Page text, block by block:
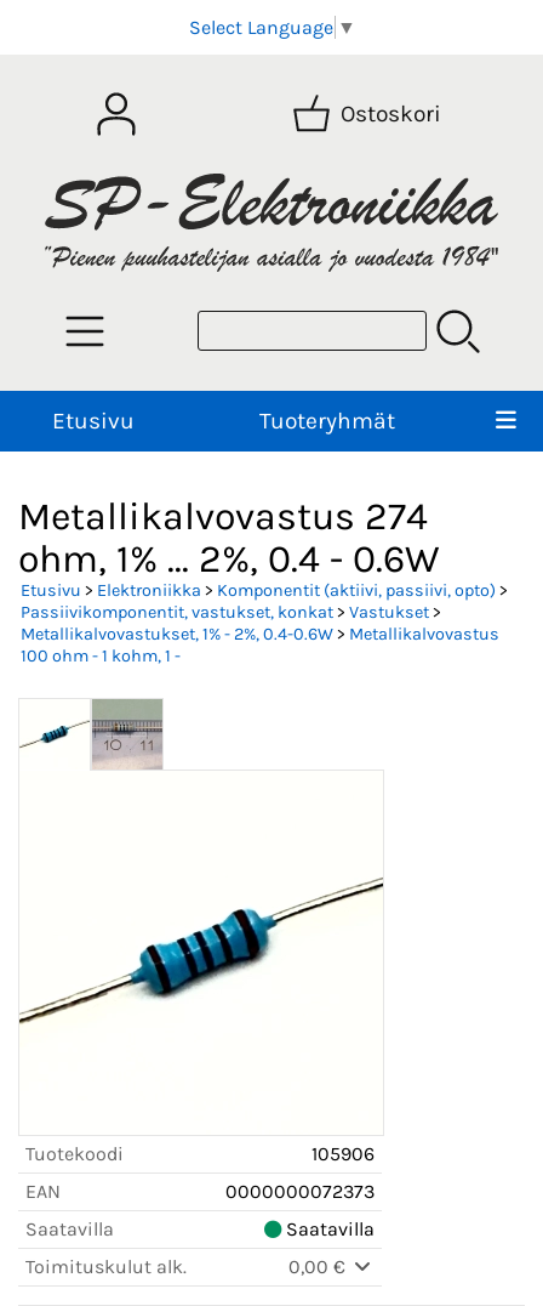
Select Language ▼
Ostoskori
Etusivu Tuoteryhmät
Metallikalvovastus 274
ohm, 1% ... 2%, 0.4 - 0.6W
Etusivu > Elektroniikka > Komponentit (aktiivi, passiivi, opto) >
Passiivikomponentit, vastukset, konkat> Vastukset>
Metallikalvovastukset, 1% - 2%, 0.4-0.6W> Metallikalvovastus
100 ohm - 1 kohm, 1 -
Tuotekoodi
105906
EAN
0000000072373
Saatavilla
Saatavilla
Toimituskulut alk.
0,00 €